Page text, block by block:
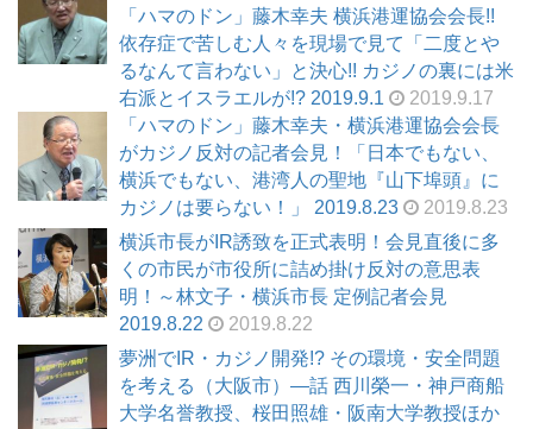
「ハマのドン」藤木幸夫 横浜港運協会会長!!
依存症で苦しむ人々を現場で見て「二度とや
るなんて言わない」と決心!! カジノの裏には米
右派とイスラエルが!? 2019.9.1
2019.9.17
「ハマのドン」藤木幸夫・横浜港運協会会長
がカジノ反対の記者会見！「日本でもない、
横浜でもない、港湾人の聖地『山下埠頭』に
カジノは要らない！」 2019.8.23
2019.8.23
横浜市長がIR誘致を正式表明！会見直後に多
くの市民が市役所に詰め掛け反対の意思表
明！～林文子・横浜市長 定例記者会見
2019.8.22
2019.8.22
夢洲でIR・カジノ開発!? その環境・安全問題
を考える（大阪市）―話 西川榮一・神戸商船
大学名誉教授、桜田照雄・阪南大学教授ほか